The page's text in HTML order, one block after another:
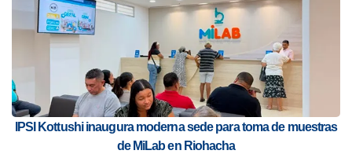
IPSI Kottushi inaugura moderna sede para toma de muestras
de MiLab en Riohacha